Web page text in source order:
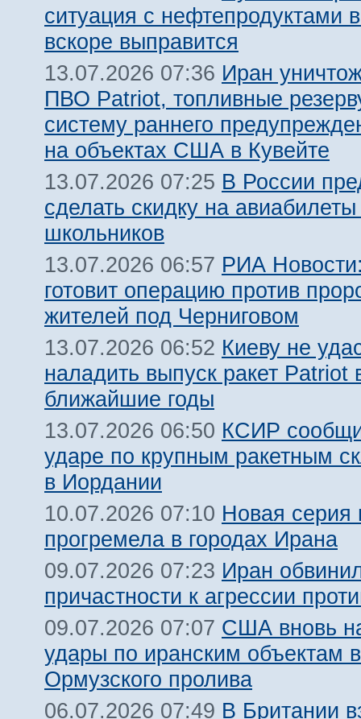
ситуация с нефтепродуктами
вскоре выправится
13.07.2026 07:36 Иран
ПВО Patriot, топливные
систему раннего
на объектах США в Кувейте
13.07.2026 07:25 В России
сделать скидку на
школьников
13.07.2026 06:57 РИА
готовит операцию против
жителей под Черниговом
13.07.2026 06:52 Киеву не
наладить выпуск ракет Patriot
ближайшие годы
13.07.2026 06:50 КСИР
ударе по крупным ракетным
в Иордании
10.07.2026 07:10 Новая серия
прогремела в городах Ирана
09.07.2026 07:23 Иран
причастности к агрессии
09.07.2026 07:07 США вновь
удары по иранским объектам
Ормузского пролива
06.07.2026 07:49 В Британии